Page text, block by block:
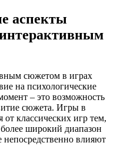
аспекты
сюжетом в играх
на психологические
– это возможность
сюжета. Игры в
классических игр тем,
широкий диапазон
влияют